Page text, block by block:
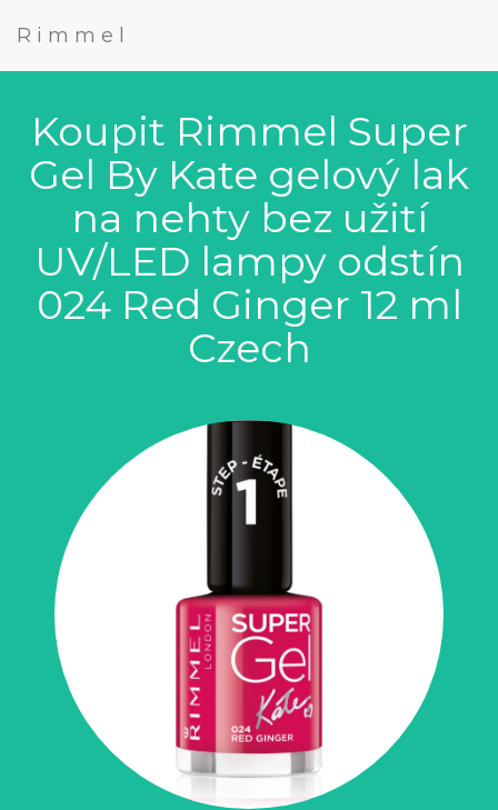
Rimmel
Koupit Rimmel Super
Gel By Kate gelový lak
na nehty bez užití
UV/LED lampy odstín
024 Red Ginger 12 ml
Czech